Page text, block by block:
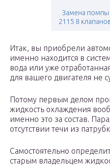
Замена помпы
2115 8
Итак, вы приобрели
именно находится в
вода или уже
для вашего двигателя не
Потому первым делом
жидкость охлаждения
именно это за состав.
отсутствии течи из
Самостоятельно
старым владельцем